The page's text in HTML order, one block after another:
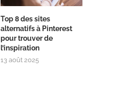
Top 8 des sites
alternatifs à Pinterest
pour trouver de
l’inspiration
13 août 2025